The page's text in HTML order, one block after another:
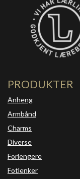
PRODUKTER
Anheng
Armbånd
Charms
Diverse
Forlengere
Fotlenker